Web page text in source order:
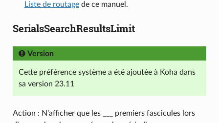
Liste de routagede ce manuel.
SerialsSearchResultsLimit
Version
Cette préférence système a été ajoutée à Koha dans
sa version 23.11
Action : N’afficher que les ___ premiers fascicules lors